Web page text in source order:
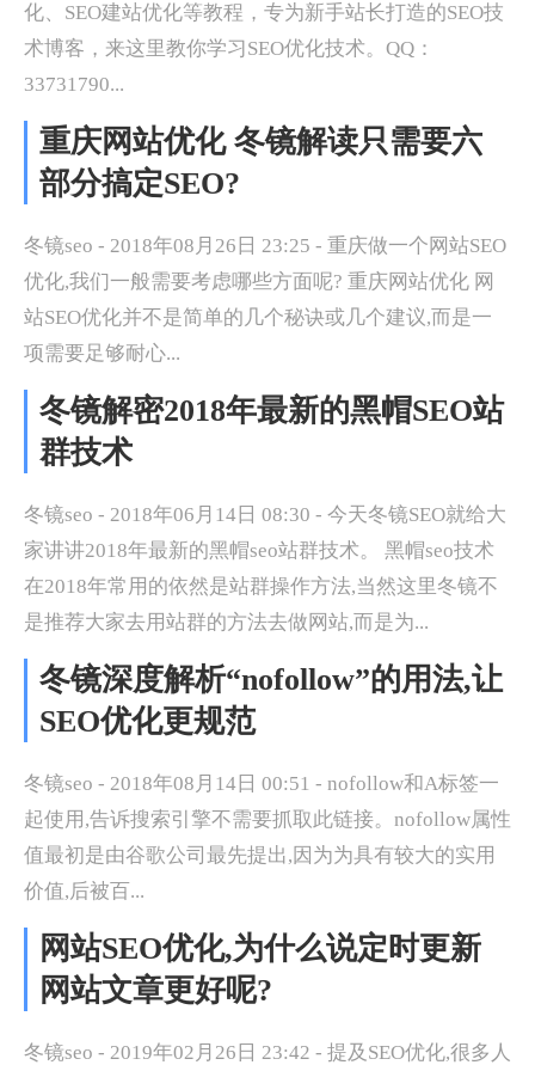
化、SEO建站优化等教程，专为新手站长打造的SEO技
术博客，来这里教你学习SEO优化技术。QQ：
33731790...
重庆网站优化 冬镜解读只需要六
部分搞定SEO?
冬镜seo - 2018年08月26日 23:25 - 重庆做一个网站SEO
优化,我们一般需要考虑哪些方面呢? 重庆网站优化 网
站SEO优化并不是简单的几个秘诀或几个建议,而是一
项需要足够耐心...
冬镜解密2018年最新的黑帽SEO站
群技术
冬镜seo - 2018年06月14日 08:30 - 今天冬镜SEO就给大
家讲讲2018年最新的黑帽seo站群技术。 黑帽seo技术
在2018年常用的依然是站群操作方法,当然这里冬镜不
是推荐大家去用站群的方法去做网站,而是为...
冬镜深度解析“nofollow”的用法,让
SEO优化更规范
冬镜seo - 2018年08月14日 00:51 - nofollow和A标签一
起使用,告诉搜索引擎不需要抓取此链接。nofollow属性
值最初是由谷歌公司最先提出,因为为具有较大的实用
价值,后被百...
网站SEO优化,为什么说定时更新
网站文章更好呢?
冬镜seo - 2019年02月26日 23:42 - 提及SEO优化,很多人